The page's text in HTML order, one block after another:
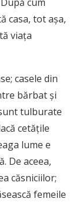
cum
casa, tot așa,
viața
casele din
bărbat și
tulburate
cetățile
lume e
De aceea,
căsniciilor;
femeile